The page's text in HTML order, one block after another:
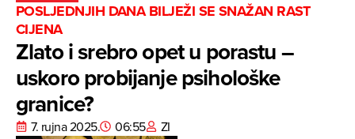
POSLJEDNJIH DANA BILJEŽI SE SNAŽAN RAST
CIJENA
Zlato i srebro opet u porastu –
uskoro probijanje psihološke
granice?
7. rujna 2025. 06:55 ZI